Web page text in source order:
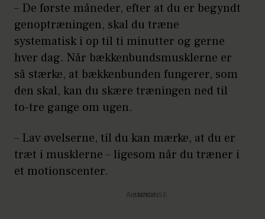
– De første måneder, efter at du er begyndt
genoptræningen, skal du træne
systematisk i op til ti minutter og gerne
hver dag. Når bækkenbundsmusklerne er
så stærke, at bækkenbunden fungerer, som
den skal, kan du skære træningen ned til
to-tre gange om ugen.
– Lav øvelserne, til du kan mærke, at du er
træt i musklerne – ligesom når du træner i
et motionscenter.
Annonce